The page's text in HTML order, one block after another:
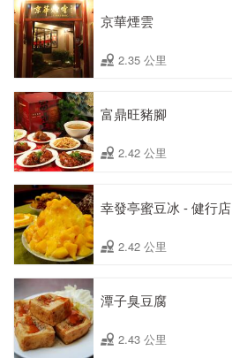
京華煙雲
2.35 公里
富鼎旺豬腳
2.42 公里
幸發亭蜜豆冰 - 健行店
2.42 公里
潭子臭豆腐
2.43 公里